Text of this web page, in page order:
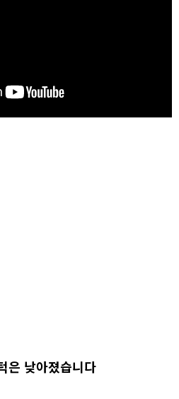
은 낮아졌습니다